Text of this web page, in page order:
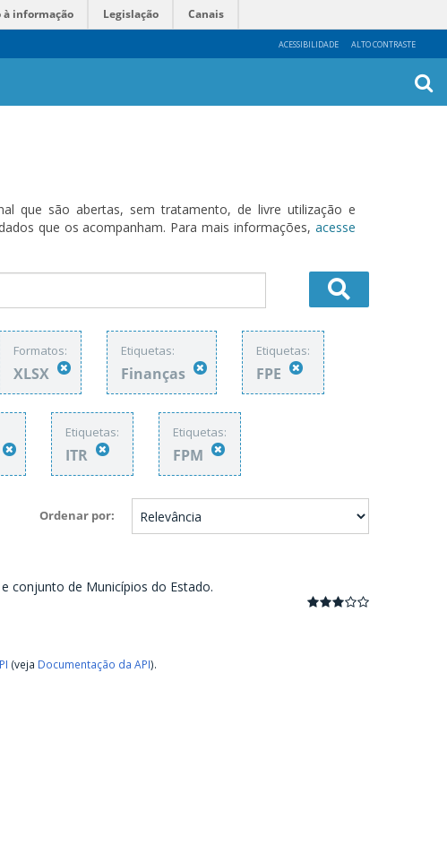
ACESSIBILIDADE ALTO CONTRASTE
à informação Legislação Canais
que são abertas, sem tratamento, de livre utilização e
que os acompanham. Para mais informações, acesse
Formatos:
XLSX
Etiquetas:
Finanças
Etiquetas:
FPE
Etiquetas:
ITR
Etiquetas:
FPM
Ordenar por
conjunto de Municípios do Estado.
(veja Documentação da API).